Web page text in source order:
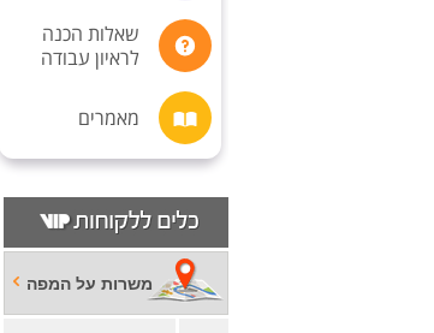
שאלות הכנה
לראיון עבודה
מאמרים
משרות על המפה